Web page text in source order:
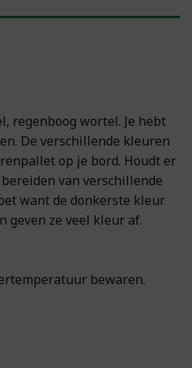
regenboog wortel. Je hebt
De verschillende kleuren
op je bord. Houdt er
van verschillende
want de donkerste kleur
geven ze veel kleur af.
bewaren.